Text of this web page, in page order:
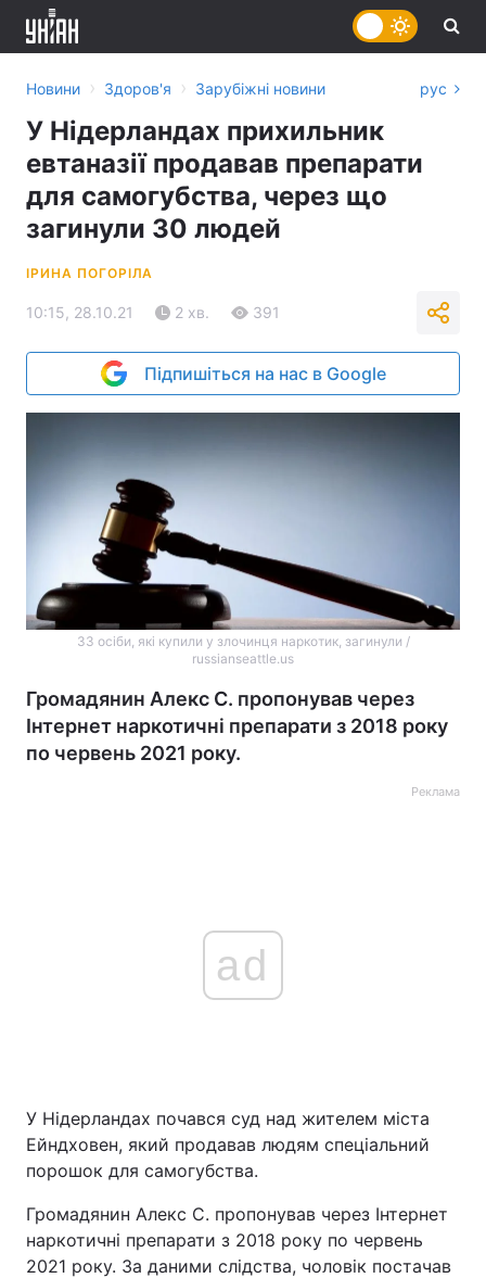
Україна Політика
Спорт Наука
Техно і зв'язок Лайт
Новини › Здоров'я › Зарубіжні новини рус
У Нідерландах прихильник
евтаназії продавав препарати
для самогубства, через що
загинули 30 людей
ІРИНА ПОГОРІЛА
10:15, 28.10.21 2 хв. 391
Підпишіться на нас в Google
33 осіби, які купили у злочинця наркотик, загинули /
russianseattle.us
Громадянин Алекс С. пропонував через
Інтернет наркотичні препарати з 2018 року
по червень 2021 року.
Реклама
ad
У Нідерландах почався суд над жителем міста
Ейндховен, який продавав людям спеціальний
порошок для самогубства.
Громадянин Алекс С. пропонував через Інтернет
наркотичні препарати з 2018 року по червень
2021 року. За даними слідства, чоловік постачав